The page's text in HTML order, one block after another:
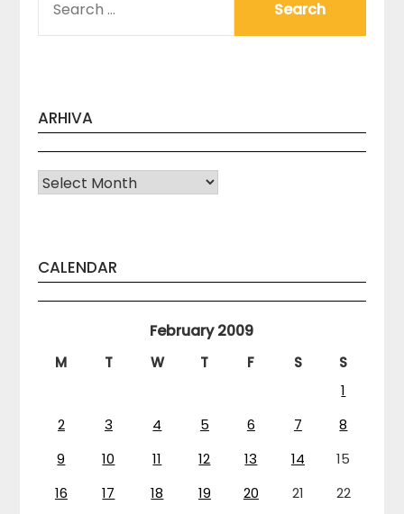
FOR:
ARHIVA
Arhiva
CALENDAR
February 2009
M T W T F S
S
1
2
3 4 5 6 7
8
9
10 11 12 13 14
15
16
17 18 19 20 21
22